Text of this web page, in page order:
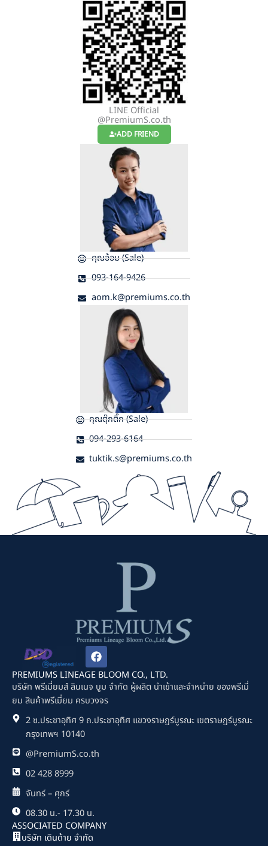
LINE Official
@PremiumS.co.th
ADD FRIEND
คุณอ้อม (Sale)
093-164-9426
aom.k@premiums.co.th
คุณตุ๊กติ๊ก (Sale)
094-293-6164
tuktik.s@premiums.co.th
F
a
c
e
b
o
o
k
PREMIUMS LINEAGE BLOOM CO., LTD.
บริษัท พรีเมี่ยมส์ ลินเนจ บูม จำกัด ผู้ผลิต นำเข้าและจำหน่าย ของพรีเมี่
ยม สินค้าพรีเมี่ยม ครบวงจร
2 ซ.ประชาอุทิศ 9 ถ.ประชาอุทิศ แขวงราษฎร์บูรณะ เขตราษฎร์บูรณะ
กรุงเทพฯ 10140
@PremiumS.co.th
02 428 8999
จันทร์ – ศุกร์
08.30 น.- 17.30 น.
ASSOCIATED COMPANY
บริษัท เดินด้าย จำกัด